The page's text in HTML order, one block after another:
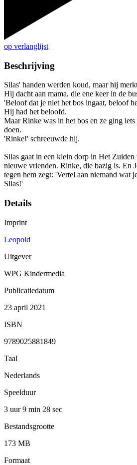
op verlanglijst
Beschrijving
Silas' handen werden koud, maar hij
Hij dacht aan mama, die ene keer in de
'Beloof dat je niet het bos ingaat, beloof
Hij had het beloofd.
Maar Rinke was in het bos en ze ging
doen.
'Rinke!' schreeuwde hij.
Silas gaat in een klein dorp in Het
nieuwe vrienden. Rinke, die bazig is. En
tegen hem zegt: 'Vertel aan niemand wat
Silas!'
Details
Imprint
Leopold
Uitgever
WPG Kindermedia
Publicatiedatum
23 april 2021
ISBN
9789025881849
Taal
Nederlands
Speelduur
3 uur 9 min 28 sec
Bestandsgrootte
173 MB
Formaat